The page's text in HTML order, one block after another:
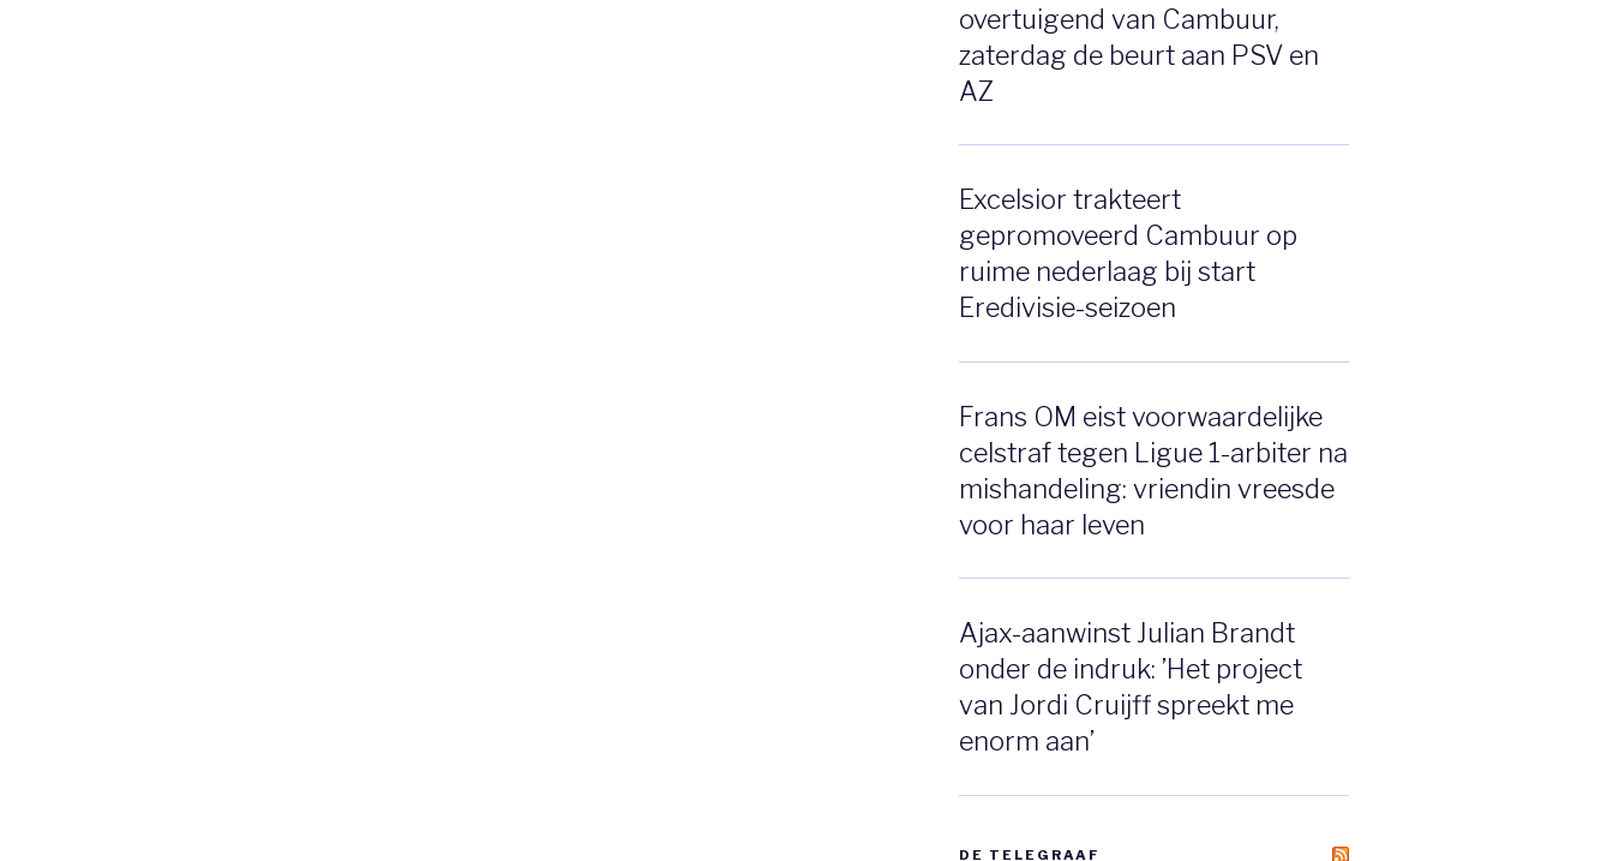
overtuigend van Cambuur,
zaterdag de beurt aan PSV en
AZ
Excelsior trakteert
gepromoveerd Cambuur op
ruime nederlaag bij start
Eredivisie-seizoen
Frans OM eist voorwaardelijke
celstraf tegen Ligue 1-arbiter na
mishandeling: vriendin vreesde
voor haar leven
Ajax-aanwinst Julian Brandt
onder de indruk: ’Het project
van Jordi Cruijff spreekt me
enorm aan’
DE TELEGRAAF